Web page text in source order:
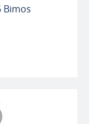
Bimos